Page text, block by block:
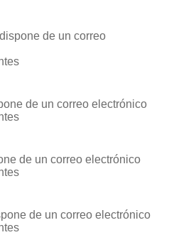
de un correo
de un correo electrónico
de un correo electrónico
de un correo electrónico